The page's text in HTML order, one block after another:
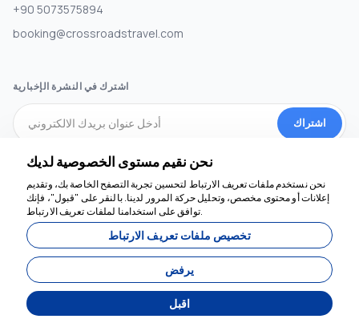
+90 5073575894
booking@crossroadstravel.com
اشترك في النشرة الإخبارية
اشتراك
وسائل التواصل الاجتماعي
نحن نقيم مستوى الخصوصية لديك
نحن نستخدم ملفات تعريف الارتباط لتحسين تجربة التصفح الخاصة بك، وتقديم
إعلانات أو محتوى مخصص، وتحليل حركة المرور لدينا. بالنقر على "قبول"، فإنك
توافق على استخدامنا لملفات تعريف الارتباط.
تخصيص ملفات تعريف الارتباط
يرفض
اقبل